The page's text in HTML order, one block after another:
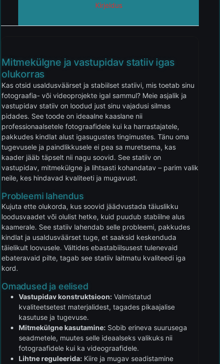
Kirjeldus
Mitmekülgne ja vastupidav statiiv igas
olukorras
Kas otsid usaldusväärset ja stabiilset statiivi, mis toetab sinu
fotograafia- või videoprojekte igal sammul? Meie asjalik ja
vastupidav statiiv on loodud just sinu vajadusi silmas
pidades. See toode on ideaalne kaaslane nii
professionaalsetele fotograafidele kui ka harrastajatele,
pakkudes kindlat alust igasugustes tingimustes. Tänu oma
tugevusele ja paindlikkusele ei pea sa muretsema, kas
kaader jääb täpselt nii nagu soovid. See statiiv on
vastupidav, mitmekülgne ja lihtsasti kohandatav – parim valik
neile, kes hindavad kvaliteeti ja mugavust.
Probleemi lahendus
Kujuta ette olukorda, kus soovid jäädvustada täiuslikku
loodusvaadet või olulist hetke, kuid puudub stabiilne alus
kaamerale. See statiiv lahendab selle probleemi, pakkudes
kindlat ja usaldusväärset tuge, et saaksid keskenduda
täielikult loovusele. Vältides ebastabiilsusest tulenevaid
ebateravaid pilte, tagab see statiiv laitmatu kvaliteedi iga
kord.
Omadused ja eelised
Vastupidav konstruktsioon: Valmistatud
kvaliteetsetest materjalidest, tagades pikaajalise
kasutuse ja tugevuse.
Mitmekülgne kasutamine: Sobib erineva suurusega
seadmetele, muutes selle ideaalseks valikuks nii
fotograafidele kui ka videograafidele.
Lihtne reguleerida: Kiire ja mugav seadistamine